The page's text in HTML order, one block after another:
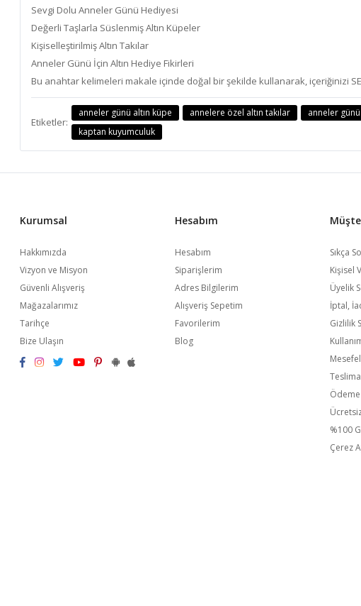
Sevgi Dolu Anneler Günü Hediyesi
Değerli Taşlarla Süslenmiş Altın Küpeler
Kişiselleştirilmiş Altın Takılar
Anneler Günü İçin Altın Hediye Fikirleri
Bu anahtar kelimeleri makale içinde doğal bir şekilde kullanarak, içeriğinizi
Etiketler:
anneler günü altın küpe annelere özel altın takılar anneler
kaptan kuyumculuk
Kurumsal
Hakkımızda
Vizyon ve Misyon
Güvenli Alışveriş
Mağazalarımız
Tarihçe
Bize Ulaşın
Hesabım
Hesabım
Siparişlerim
Adres Bilgilerim
Alışveriş Sepetim
Favorilerim
Blog
Sıkça
Kişisel
Üyelik
İptal,
Gizlilik
%100
Çerez